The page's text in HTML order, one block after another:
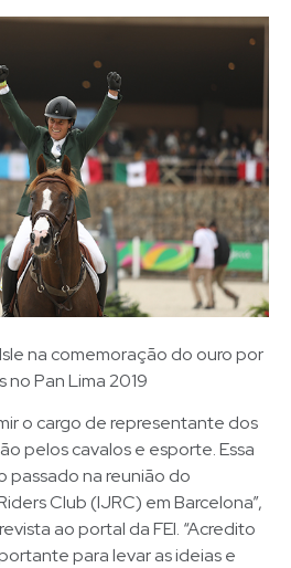
na comemoração do ouro por
no Pan Lima 2019
o cargo de representante dos
pelos cavalos e esporte. Essa
passado na reunião do
Club (IJRC) em Barcelona”,
ao portal da FEI. “Acredito
para levar as ideias e